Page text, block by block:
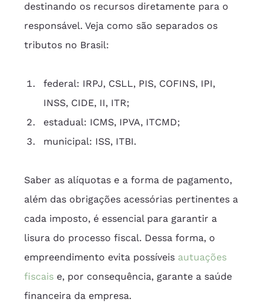
destinando os recursos diretamente para o
responsável. Veja como são separados os
tributos no Brasil:
federal: IRPJ, CSLL, PIS, COFINS, IPI,
INSS, CIDE, II, ITR;
estadual: ICMS, IPVA, ITCMD;
municipal: ISS, ITBI.
Saber as alíquotas e a forma de pagamento,
além das obrigações acessórias pertinentes a
cada imposto, é essencial para garantir a
lisura do processo fiscal. Dessa forma, o
empreendimento evita possíveis autuações
fiscais e, por consequência, garante a saúde
financeira da empresa.